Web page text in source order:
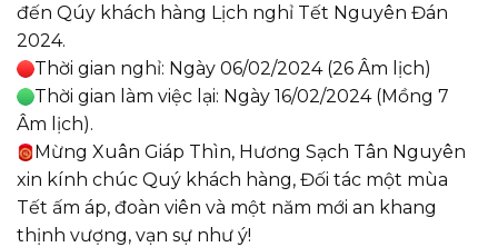
đến Qúy khách hàng Lịch nghỉ Tết Nguyên Đán
2024.
Thời gian nghỉ: Ngày 06/02/2024 (26 Âm lịch)
Thời gian làm việc lại: Ngày 16/02/2024 (Mồng 7
Âm lịch).
Mừng Xuân Giáp Thìn, Hương Sạch Tân Nguyên
xin kính chúc Quý khách hàng, Đối tác một mùa
Tết ấm áp, đoàn viên và một năm mới an khang
thịnh vượng, vạn sự như ý!